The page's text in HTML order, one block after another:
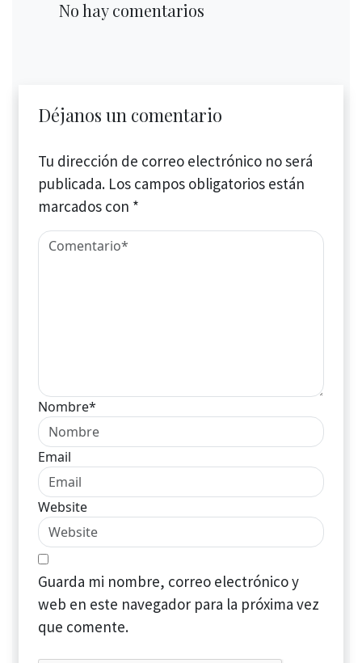
No hay comentarios
Déjanos un comentario
Tu dirección de correo electrónico no será
publicada. Los campos obligatorios están
marcados con *
Nombre*
Email
Website
Guarda mi nombre, correo electrónico y
web en este navegador para la próxima vez
que comente.